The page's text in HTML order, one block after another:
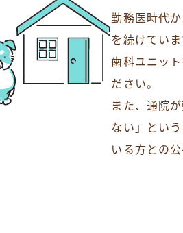
勤務医時代
を続けてい
歯科ユニッ
ださい。
また、通院
ない」とい
いる方との